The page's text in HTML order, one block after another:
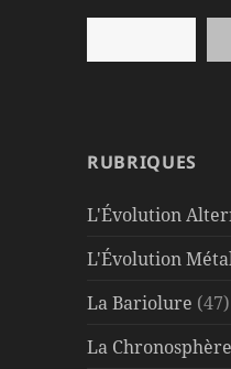
RUBRIQUES
L'Évolution
L'Évolution
La Bariolure (47)
La Chronosphère